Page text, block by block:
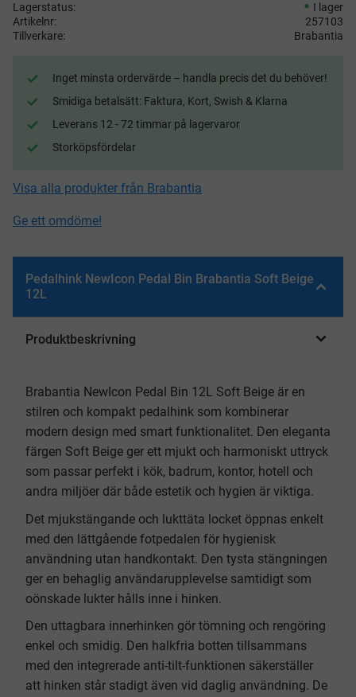
Lagerstatus
I lager
Artikelnr
257103
Tillverkare
Brabantia
Inget minsta ordervärde – handla precis det du behöver!
Smidiga betalsätt: Faktura, Kort, Swish & Klarna
Leverans 12 - 72 timmar på lagervaror
Storköpsfördelar
Visa alla produkter från Brabantia
Ge ett omdöme!
Pedalhink NewIcon Pedal Bin Brabantia Soft Beige
12L
Produktbeskrivning
Brabantia NewIcon Pedal Bin 12L Soft Beige är en
stilren och kompakt pedalhink som kombinerar
modern design med smart funktionalitet. Den eleganta
färgen Soft Beige ger ett mjukt och harmoniskt uttryck
som passar perfekt i kök, badrum, kontor, hotell och
andra miljöer där både estetik och hygien är viktiga.
Det mjukstängande och lukttäta locket öppnas enkelt
med den lättgående fotpedalen för hygienisk
användning utan handkontakt. Den tysta stängningen
ger en behaglig användarupplevelse samtidigt som
oönskade lukter hålls inne i hinken.
Den uttagbara innerhinken gör tömning och rengöring
enkel och smidig. Den halkfria botten tillsammans
med den integrerade anti-tilt-funktionen säkerställer
att hinken står stadigt även vid daglig användning. De